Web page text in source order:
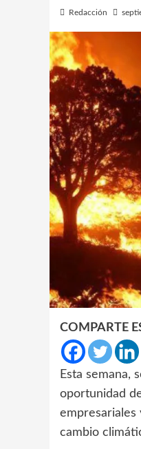
Redacción
COMPARTE
Esta semana,
oportunidad
empresariales
cambio